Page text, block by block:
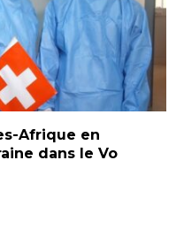
Afrique en
dans le Vo